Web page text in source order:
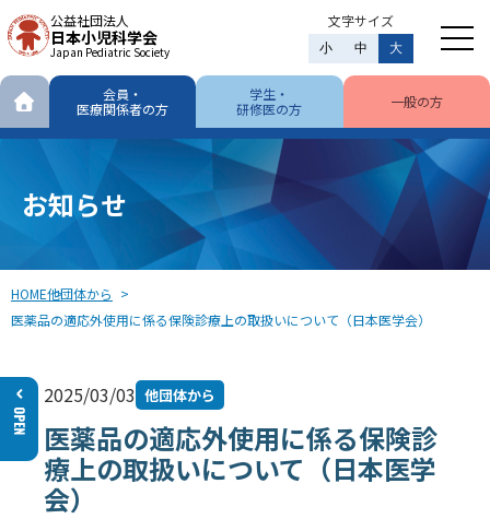
公益社団法人
日本小児科学会
Japan Pediatric Society
文字サイズ
小 中 大
会員・
医療関係者の方
学生・
研修医の方
一般の方
お知らせ
HOME他団体から
医薬品の適応外使用に係る保険診療上の取扱いについて（日本医学会）
2025/03/03 他団体から
医薬品の適応外使用に係る保険診
療上の取扱いについて（日本医学
会）